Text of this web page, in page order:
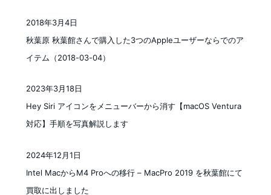
秋葉原 秋葉館さんで購入した3つのAppleユーザーならでのア
イテム（2018-03-04）
投稿日
2018年3月4日
Hey Siri アイコンをメニューバーから消す【macOS Ventura
対応】手順を写真解説します
2023年3月18日
Intel MacからM4 Proへの移行 – MacPro 2019 を秋葉館にて
買取に出しました
2024年12月1日